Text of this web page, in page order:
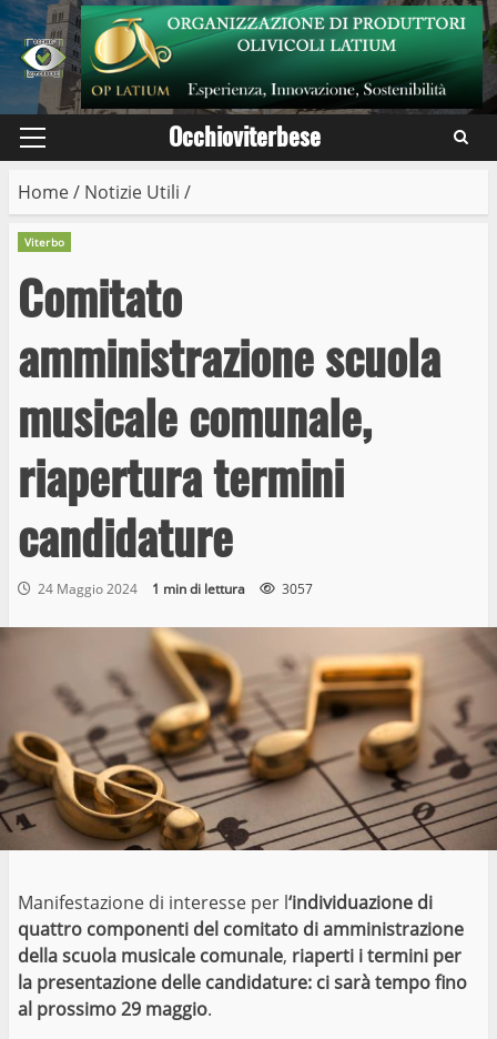
Skip
to
content
Primary
Occhioviterbese
Home/ Notizie Utili /
Viterbo
Comitato
amministrazione scuola
musicale comunale,
riapertura termini
candidature
24 Maggio 2024 1 min di lettura 3057
Manifestazione di interesse per l‘individuazione di
quattro componenti del comitato di amministrazione
della scuola musicale comunale, riaperti i termini per
la presentazione delle candidature: ci sarà tempo fino
al prossimo 29 maggio.